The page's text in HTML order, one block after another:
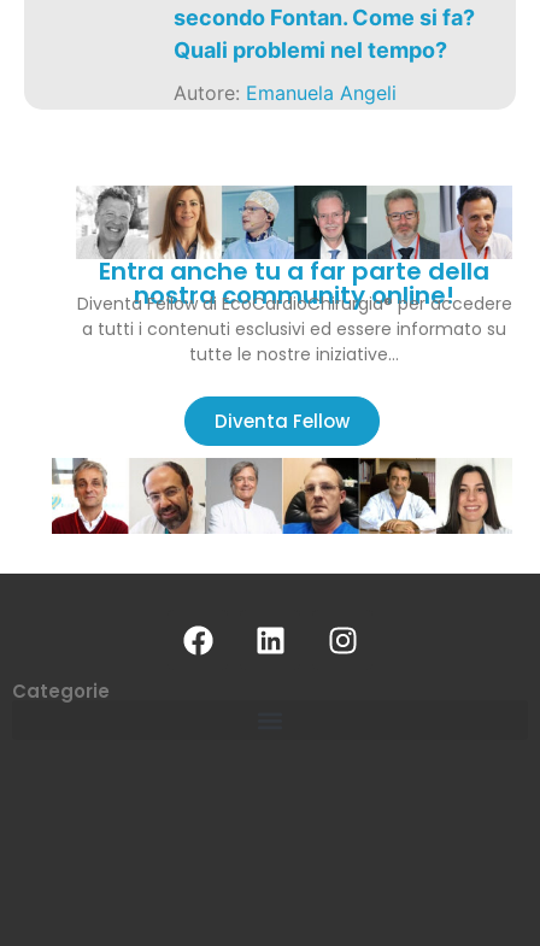
secondo Fontan. Come si fa?
Quali problemi nel tempo?
Autore: Emanuela Angeli
Entra anche tu a far parte della
nostra community online!
Diventa Fellow di EcoCardioChirurgia® per accedere
a tutti i contenuti esclusivi ed essere informato su
tutte le nostre iniziative…
Diventa Fellow
Categorie